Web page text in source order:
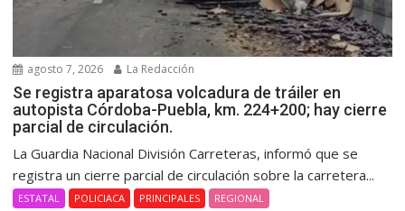
agosto 7, 2026 La Redacción
Se registra aparatosa volcadura de tráiler en
autopista Córdoba-Puebla, km. 224+200; hay cierre
parcial de circulación.
La Guardia Nacional División Carreteras, informó que se
registra un cierre parcial de circulación sobre la carretera...
ESTATAL POLICIACA PRINCIPALES REGIONAL